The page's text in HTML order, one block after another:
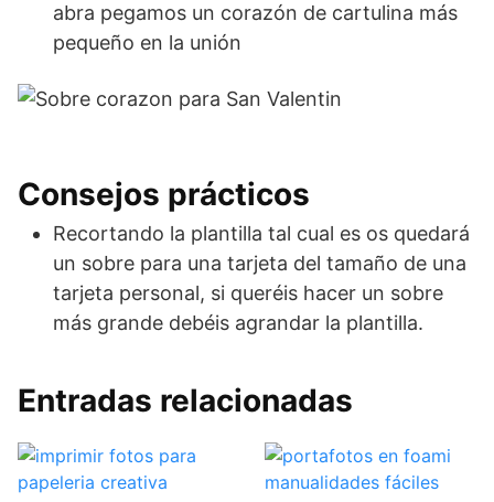
abra pegamos un corazón de cartulina más
pequeño en la unión
Consejos prácticos
Recortando la plantilla tal cual es os quedará
un sobre para una tarjeta del tamaño de una
tarjeta personal, si queréis hacer un sobre
más grande debéis agrandar la plantilla.
Entradas relacionadas